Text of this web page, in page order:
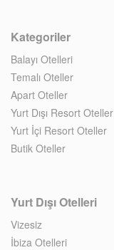
Kategoriler
Balayı Otelleri
Temalı Oteller
Apart Oteller
Yurt Dışı Resort Oteller
Yurt İçi Resort Oteller
Butik Oteller
Yurt Dışı Otelleri
Vizesiz
İbiza Otelleri